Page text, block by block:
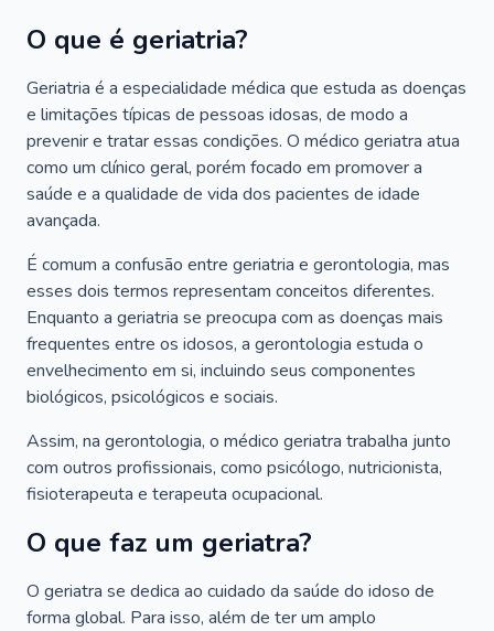
O que é geriatria?
Geriatria é a especialidade médica que estuda as doenças
e limitações típicas de pessoas idosas, de modo a
prevenir e tratar essas condições. O médico geriatra atua
como um clínico geral, porém focado em promover a
saúde e a qualidade de vida dos pacientes de idade
avançada.
É comum a confusão entre geriatria e gerontologia, mas
esses dois termos representam conceitos diferentes.
Enquanto a geriatria se preocupa com as doenças mais
frequentes entre os idosos, a gerontologia estuda o
envelhecimento em si, incluindo seus componentes
biológicos, psicológicos e sociais.
Assim, na gerontologia, o médico geriatra trabalha junto
com outros profissionais, como psicólogo, nutricionista,
fisioterapeuta e terapeuta ocupacional.
O que faz um geriatra?
O geriatra se dedica ao cuidado da saúde do idoso de
forma global. Para isso, além de ter um amplo